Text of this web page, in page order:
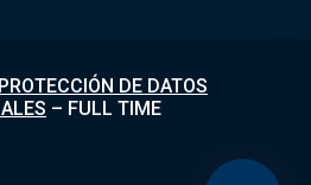
DE DATOS
– FULL TIME